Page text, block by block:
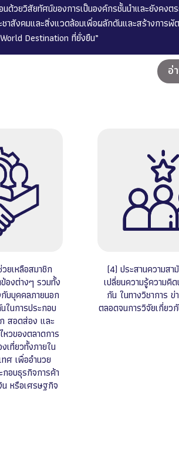
นด้วยวิสัยทัศน์ของการเป็นองค์กรชั้นนำและยังคงต
าสังคมและสิ่งแวดล้อมเพื่อผลักดันและสร้างการพั
Destination ที่ยั่งยืน”
อ่
ยเหลือสมาชิก
องต่างๆ รวมทั้ง
บบุคคลภายนอก
ในการประกอบ
สอดส่อง และ
วของตลาดการ
เที่ยวทั้งภายใน
ศ เพื่ออำนวย
อบธุรกิจการค้า
หรือเศรษฐกิจ
(4) ประสานความส
เปลี่ยนความรู้ความคิ
กัน ในทางวิชาการ ข่
ตลอดจนการวิจัยเกี่ยว